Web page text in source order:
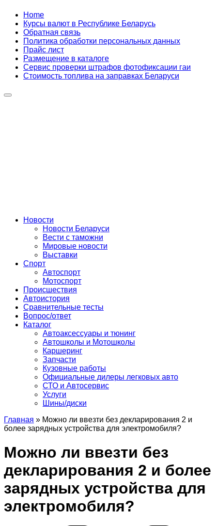
Skip
content
Home
Курсы валют в Республике Беларусь
Обратная связь
Политика обработки персональных данных
Прайс лист
Размещение в каталоге
Сервис проверки штрафов фотофиксации гаи
Стоимость топлива на заправках Беларуси
Сайт про автомобили
Новости
Новости Беларуси
Вести с таможни
Мировые новости
Выставки
Спорт
Автоспорт
Мотоспорт
Происшествия
Автоистория
Сравнительные тесты
Вопрос/ответ
Каталог
Автоакcессуары и тюнинг
Автошколы и Мотошколы
Каршеринг
Запчасти
Кузовные работы
Официальные дилеры легковых авто
СТО и Автосервис
Услуги
Шины/диски
Главная » Можно ли ввезти без декларирования 2 и
более зарядных устройства для электромобиля?
Можно ли ввезти без
декларирования 2 и более
зарядных устройства для
электромобиля?